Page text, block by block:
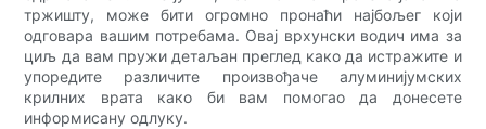
тржишту, може бити огромно пронаћи најбољег који
одговара вашим потребама. Овај врхунски водич има за
циљ да вам пружи детаљан преглед како да истражите и
упоредите различите произвођаче алуминијумских
крилних врата како би вам помогао да донесете
информисану одлуку.